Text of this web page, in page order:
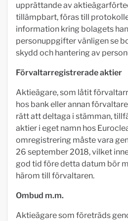
upprättande av
tillämpbart, föras till
information kring bolagets
personuppgifter vänligen se
skydd och hantering av
Förvaltarregistrerade aktier
Aktieägare, som låtit
hos bank eller annan
rätt att deltaga i stämman,
aktier i eget namn hos
omregistrering måste vara
26 september 2018, vilket
god tid före detta datum bör
härom till förvaltaren.
Ombud m.m.
Aktieägare som företräds